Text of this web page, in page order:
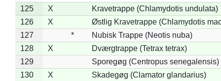
125
X
Kravetrappe (Chlamydotis undulata)
126
X
Østlig Kravetrappe (Chlamydotis
127
*
Nubisk Trappe (Neotis nuba)
128
X
Dværgtrappe (Tetrax tetrax)
129
Sporegøg (Centropus senegalensis)
130
X
Skadegøg (Clamator glandarius)